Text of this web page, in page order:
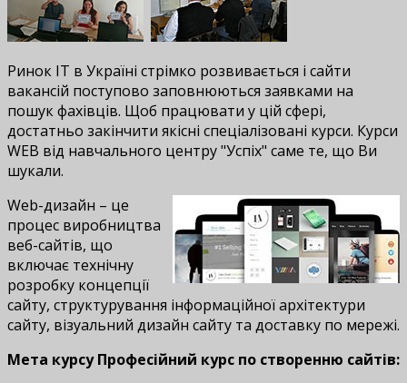
Ринок IT в Україні стрімко розвивається і сайти
вакансій поступово заповнюються заявками на
пошук фахівців. Щоб працювати у цій сфері,
достатньо закінчити якісні спеціалізовані курси. Курси
WEB від навчального центру "Успіх" саме те, що Ви
шукали.
Web-дизайн – це
процес виробництва
веб-сайтів, що
включає технічну
розробку концепції
сайту, структурування інформаційної архітектури
сайту, візуальний дизайн сайту та доставку по мережі.
Мета курсу Професійний курс по створенню сайтів: